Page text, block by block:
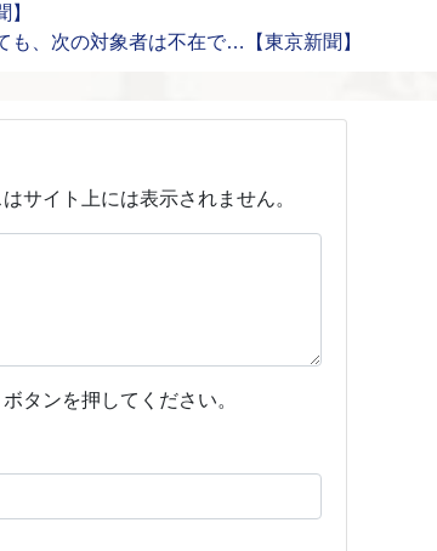
、次の対象者は不在で…【東京新聞】
サイト上には表示されません。
タンを押してください。